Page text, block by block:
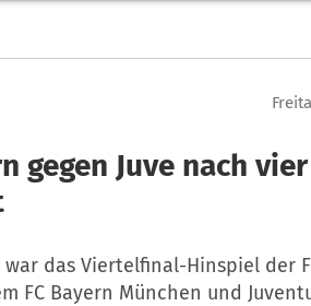
gegen Juve nach vier
das Viertelfinal-Hinspiel der
FC Bayern München und